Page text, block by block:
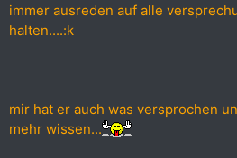
immer ausreden auf alle
halten....:k
mir hat er auch was versprochen
mehr wissen...